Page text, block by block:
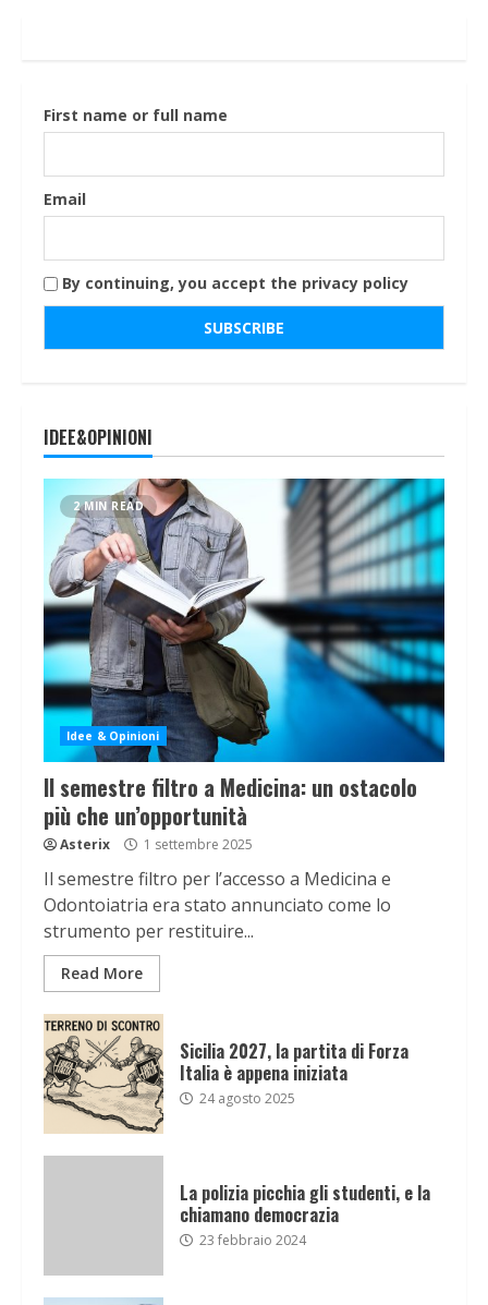
First name or full name
Email
By continuing, you accept the privacy policy
IDEE&OPINIONI
2 MIN READ
Idee & Opinioni
Il semestre filtro a Medicina: un ostacolo
più che un’opportunità
Asterix 1 settembre 2025
Il semestre filtro per l’accesso a Medicina e
Odontoiatria era stato annunciato come lo
strumento per restituire...
Read More
Sicilia 2027, la partita di Forza
Italia è appena iniziata
24 agosto 2025
La polizia picchia gli studenti, e la
chiamano democrazia
23 febbraio 2024